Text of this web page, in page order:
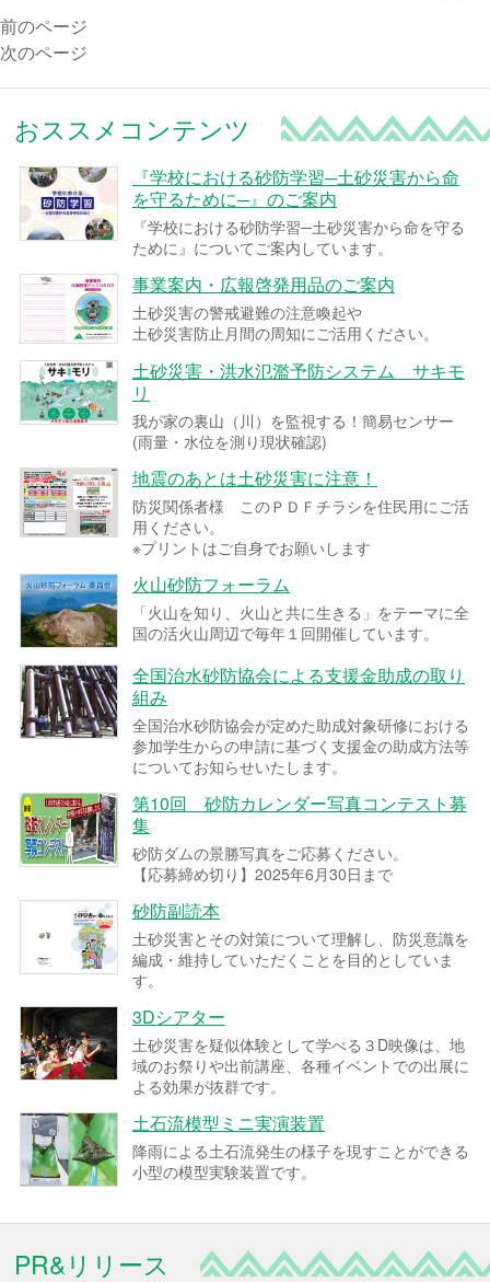
前のページ
次のページ
おススメコンテンツ
『学校における砂防学習─土砂災害から命
を守るために─』のご案内
『学校における砂防学習─土砂災害から命を守る
ために』についてご案内しています。
事業案内・広報啓発用品のご案内
土砂災害の警戒避難の注意喚起や
土砂災害防止月間の周知にご活用ください。
土砂災害・洪水氾濫予防システム サキモ
リ
我が家の裏山（川）を監視する！簡易センサー
(雨量・水位を測り現状確認)
地震のあとは土砂災害に注意！
防災関係者様 このＰＤＦチラシを住民用にご活
用ください。
※プリントはご自身でお願いします
火山砂防フォーラム
「火山を知り、火山と共に生きる」をテーマに全
国の活火山周辺で毎年１回開催しています。
全国治水砂防協会による支援金助成の取り
組み
全国治水砂防協会が定めた助成対象研修における
参加学生からの申請に基づく支援金の助成方法等
についてお知らせいたします。
第10回 砂防カレンダー写真コンテスト募
集
砂防ダムの景勝写真をご応募ください。
【応募締め切り】2025年6月30日まで
砂防副読本
土砂災害とその対策について理解し、防災意識を
編成・維持していただくことを目的としていま
す。
3Dシアター
土砂災害を疑似体験として学べる３D映像は、地
域のお祭りや出前講座、各種イベントでの出展に
よる効果が抜群です。
土石流模型ミニ実演装置
降雨による土石流発生の様子を現すことができる
小型の模型実験装置です。
PR&リリース